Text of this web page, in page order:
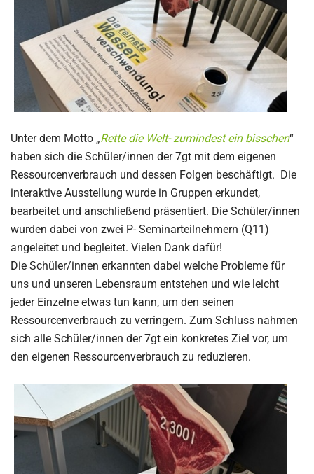
Unter dem Motto „Rette die Welt- zumindest ein bisschen“
haben sich die Schüler/innen der 7gt mit dem eigenen
Ressourcenverbrauch und dessen Folgen beschäftigt. Die
interaktive Ausstellung wurde in Gruppen erkundet,
bearbeitet und anschließend präsentiert. Die Schüler/innen
wurden dabei von zwei P- Seminarteilnehmern (Q11)
angeleitet und begleitet. Vielen Dank dafür!
Die Schüler/innen erkannten dabei welche Probleme für
uns und unseren Lebensraum entstehen und wie leicht
jeder Einzelne etwas tun kann, um den seinen
Ressourcenverbrauch zu verringern. Zum Schluss nahmen
sich alle Schüler/innen der 7gt ein konkretes Ziel vor, um
den eigenen Ressourcenverbrauch zu reduzieren.